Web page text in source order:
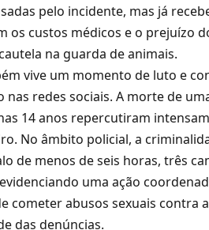
pelo incidente, mas já
os custos médicos e o prejuízo
na guarda de animais.
vive um momento de luto e
redes sociais. A morte de
14 anos repercutiram
No âmbito policial, a
de menos de seis horas, três
evidenciando uma ação
cometer abusos sexuais contra
das denúncias.